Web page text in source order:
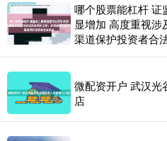
哪个股票能杠杆 证
显增加 高度重视
渠道保护投资者合
微配资开户 武汉光
店